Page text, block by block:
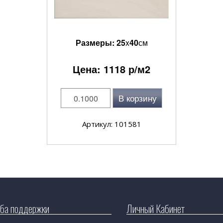
Размеры: 25x40см
Цена: 1118 р/м2
В корзину
Артикул: 101581
поддержки Личный Кабинет